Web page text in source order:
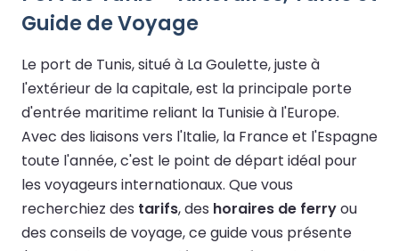
Guide de Voyage
Le port de Tunis, situé à La Goulette, juste à
l'extérieur de la capitale, est la principale porte
d'entrée maritime reliant la Tunisie à l'Europe.
Avec des liaisons vers l'Italie, la France et l'Espagne
toute l'année, c'est le point de départ idéal pour
les voyageurs internationaux. Que vous
recherchiez des tarifs, des horaires de ferryou
des conseils de voyage, ce guide vous présente